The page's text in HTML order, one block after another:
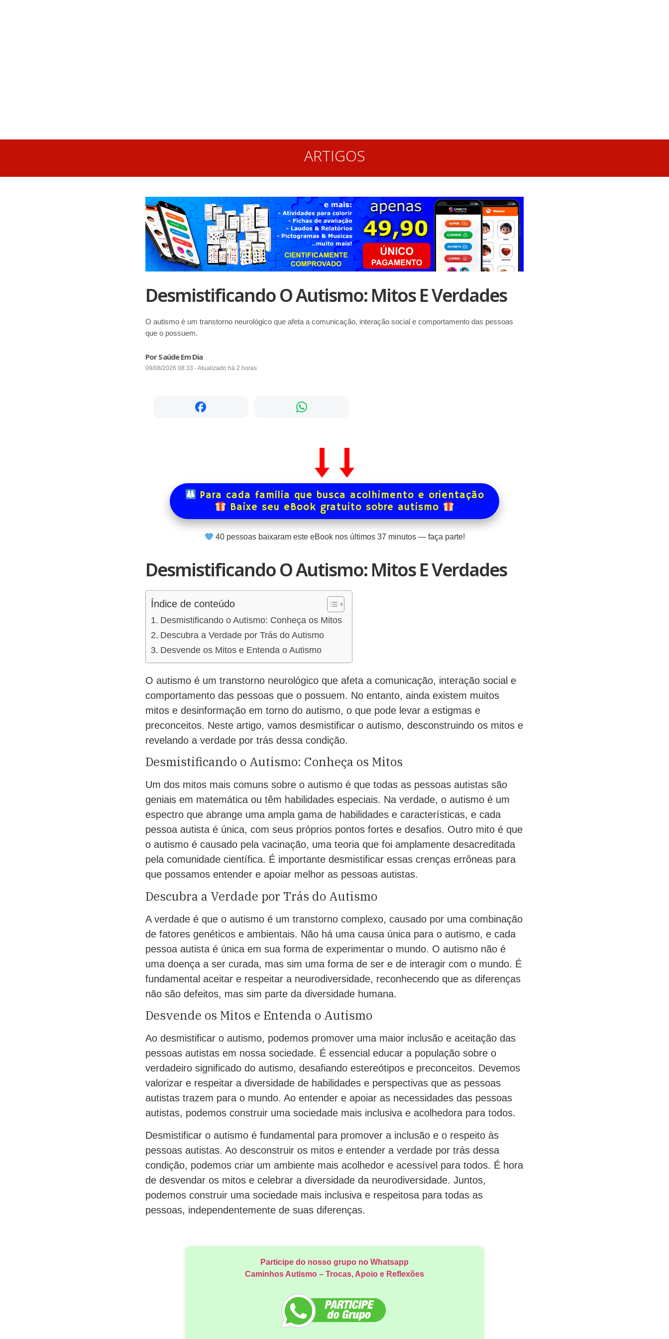
ARTIGOS
Desmistificando O Autismo: Mitos E Verdades
O autismo é um transtorno neurológico que afeta a comunicação, interação social e comportamento das pessoas
que o possuem.
Por Saúde Em Dia
09/08/2026 08:33 - Atualizado há 2 horas
Para cada família que busca acolhimento e orientação
Baixe seu eBook gratuito sobre autismo
40pessoas baixaram este eBook nos últimos 37 minutos — faça parte!
Desmistificando O Autismo: Mitos E Verdades
Índice de conteúdo
Desmistificando o Autismo: Conheça os Mitos
Descubra a Verdade por Trás do Autismo
Desvende os Mitos e Entenda o Autismo
O autismo é um transtorno neurológico que afeta a comunicação, interação social e
comportamento das pessoas que o possuem. No entanto, ainda existem muitos
mitos e desinformação em torno do autismo, o que pode levar a estigmas e
preconceitos. Neste artigo, vamos desmistificar o autismo, desconstruindo os mitos e
revelando a verdade por trás dessa condição.
Desmistificando o Autismo: Conheça os Mitos
Um dos mitos mais comuns sobre o autismo é que todas as pessoas autistas são
geniais em matemática ou têm habilidades especiais. Na verdade, o autismo é um
espectro que abrange uma ampla gama de habilidades e características, e cada
pessoa autista é única, com seus próprios pontos fortes e desafios. Outro mito é que
o autismo é causado pela vacinação, uma teoria que foi amplamente desacreditada
pela comunidade científica. É importante desmistificar essas crenças errôneas para
que possamos entender e apoiar melhor as pessoas autistas.
Descubra a Verdade por Trás do Autismo
A verdade é que o autismo é um transtorno complexo, causado por uma combinação
de fatores genéticos e ambientais. Não há uma causa única para o autismo, e cada
pessoa autista é única em sua forma de experimentar o mundo. O autismo não é
uma doença a ser curada, mas sim uma forma de ser e de interagir com o mundo. É
fundamental aceitar e respeitar a neurodiversidade, reconhecendo que as diferenças
não são defeitos, mas sim parte da diversidade humana.
Desvende os Mitos e Entenda o Autismo
Ao desmistificar o autismo, podemos promover uma maior inclusão e aceitação das
pessoas autistas em nossa sociedade. É essencial educar a população sobre o
verdadeiro significado do autismo, desafiando estereótipos e preconceitos. Devemos
valorizar e respeitar a diversidade de habilidades e perspectivas que as pessoas
autistas trazem para o mundo. Ao entender e apoiar as necessidades das pessoas
autistas, podemos construir uma sociedade mais inclusiva e acolhedora para todos.
Desmistificar o autismo é fundamental para promover a inclusão e o respeito às
pessoas autistas. Ao desconstruir os mitos e entender a verdade por trás dessa
condição, podemos criar um ambiente mais acolhedor e acessível para todos. É hora
de desvendar os mitos e celebrar a diversidade da neurodiversidade. Juntos,
podemos construir uma sociedade mais inclusiva e respeitosa para todas as
pessoas, independentemente de suas diferenças.
Participe do nosso grupo no Whatsapp
Caminhos Autismo – Trocas, Apoio e Reflexões